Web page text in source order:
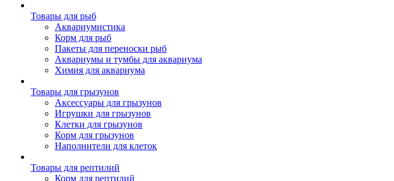
Товары для рыб
Аквариумистика
Корм для рыб
Пакеты для переноски рыб
Аквариумы и тумбы для аквариума
Химия для аквариума
Товары для грызунов
Аксессуары для грызунов
Игрушки для грызунов
Клетки для грызунов
Корм для грызунов
Наполнители для клеток
Товары для рептилий
Корм для рептилий